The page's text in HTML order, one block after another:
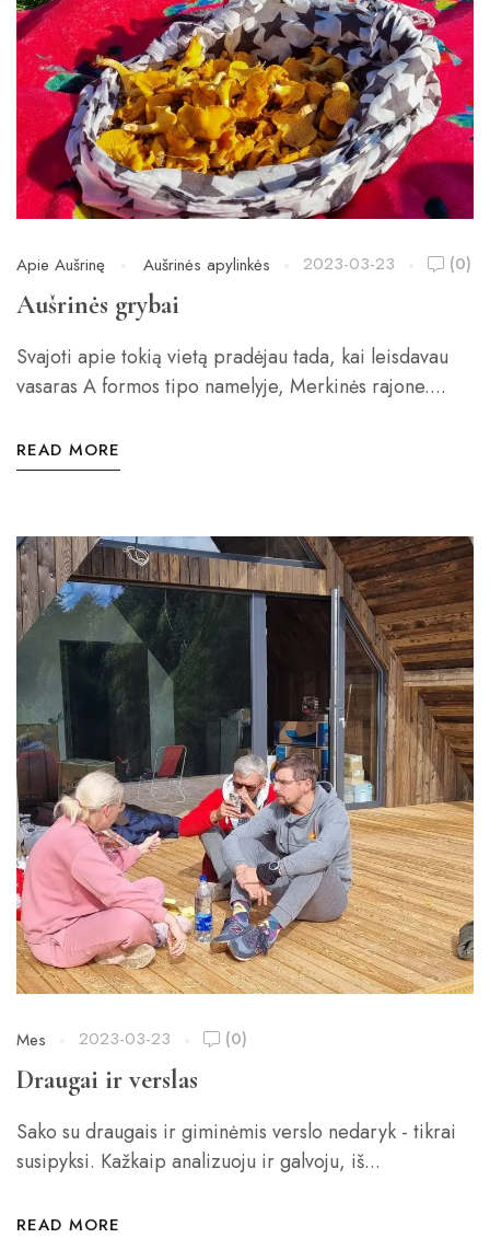
Apie Aušrinę Aušrinės apylinkės 2023-03-23 (0)
Aušrinės grybai
Svajoti apie tokią vietą pradėjau tada, kai leisdavau
vasaras A formos tipo namelyje, Merkinės rajone....
READ MORE
Mes 2023-03-23 (0)
Draugai ir verslas
Sako su draugais ir giminėmis verslo nedaryk - tikrai
susipyksi. Kažkaip analizuoju ir galvoju, iš...
READ MORE